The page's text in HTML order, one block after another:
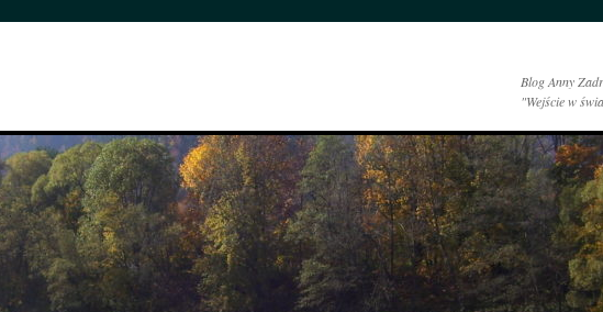
Blog Anny
"Wejście w